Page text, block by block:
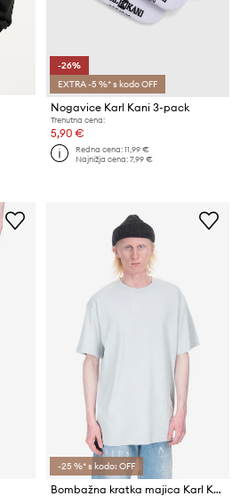
-26%
EXTRA -5 %* s kodo OFF
Nogavice Karl Kani 3-pack
Trenutna cena:
5,90 €
Redna cena:11,99 €
Najnižja cena:7,99 €
-25 %* s kodo: OFF
Bombažna kratka majica Karl Kani